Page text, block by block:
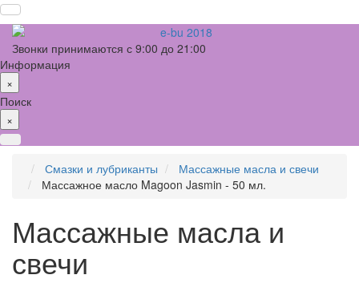
Звонки принимаются с 9:00 до 21:00
Информация
×
Поиск
×
Смазки и лубриканты
Массажные масла и свечи
Массажное масло Magoon Jasmin - 50 мл.
Массажные масла и
свечи